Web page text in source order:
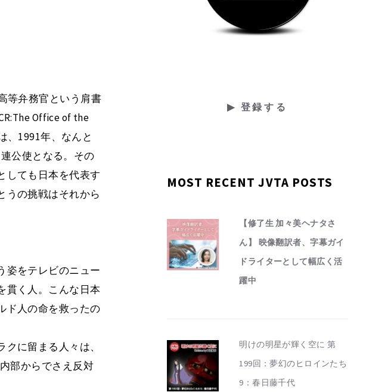
等弁務官という肩書
Office of the
、1991年、なんと
公使となる。その
しても日本を代表す
うの挑戦はそれから
姿をテレビのニュー
貫く人。こんな日本
ド人の命を救ったの
に留まる人々は、
部からでさえ反対
MOST RECENT JVTA POSTS
【修了生 加々美ヘナタさ
ん】 映像翻訳者、字幕ガイ
ドライターとして幅広く活
躍中
明けの明星が輝く空に 第
199回：夢幻のヒロインたち
9：春日藤千代